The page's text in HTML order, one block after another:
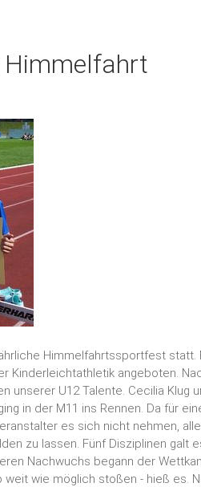
Himmelfahrt
Himmelfahrtssportfest
Kinderleichtathletik angeboten.
unserer U12 Talente. Cecilia Klug
in der M11 ins Rennen. Da für
es sich nicht nehmen,
zu lassen. Fünf Disziplinen galt
Nachwuchs begann der
wie möglich stoßen - hieß es.